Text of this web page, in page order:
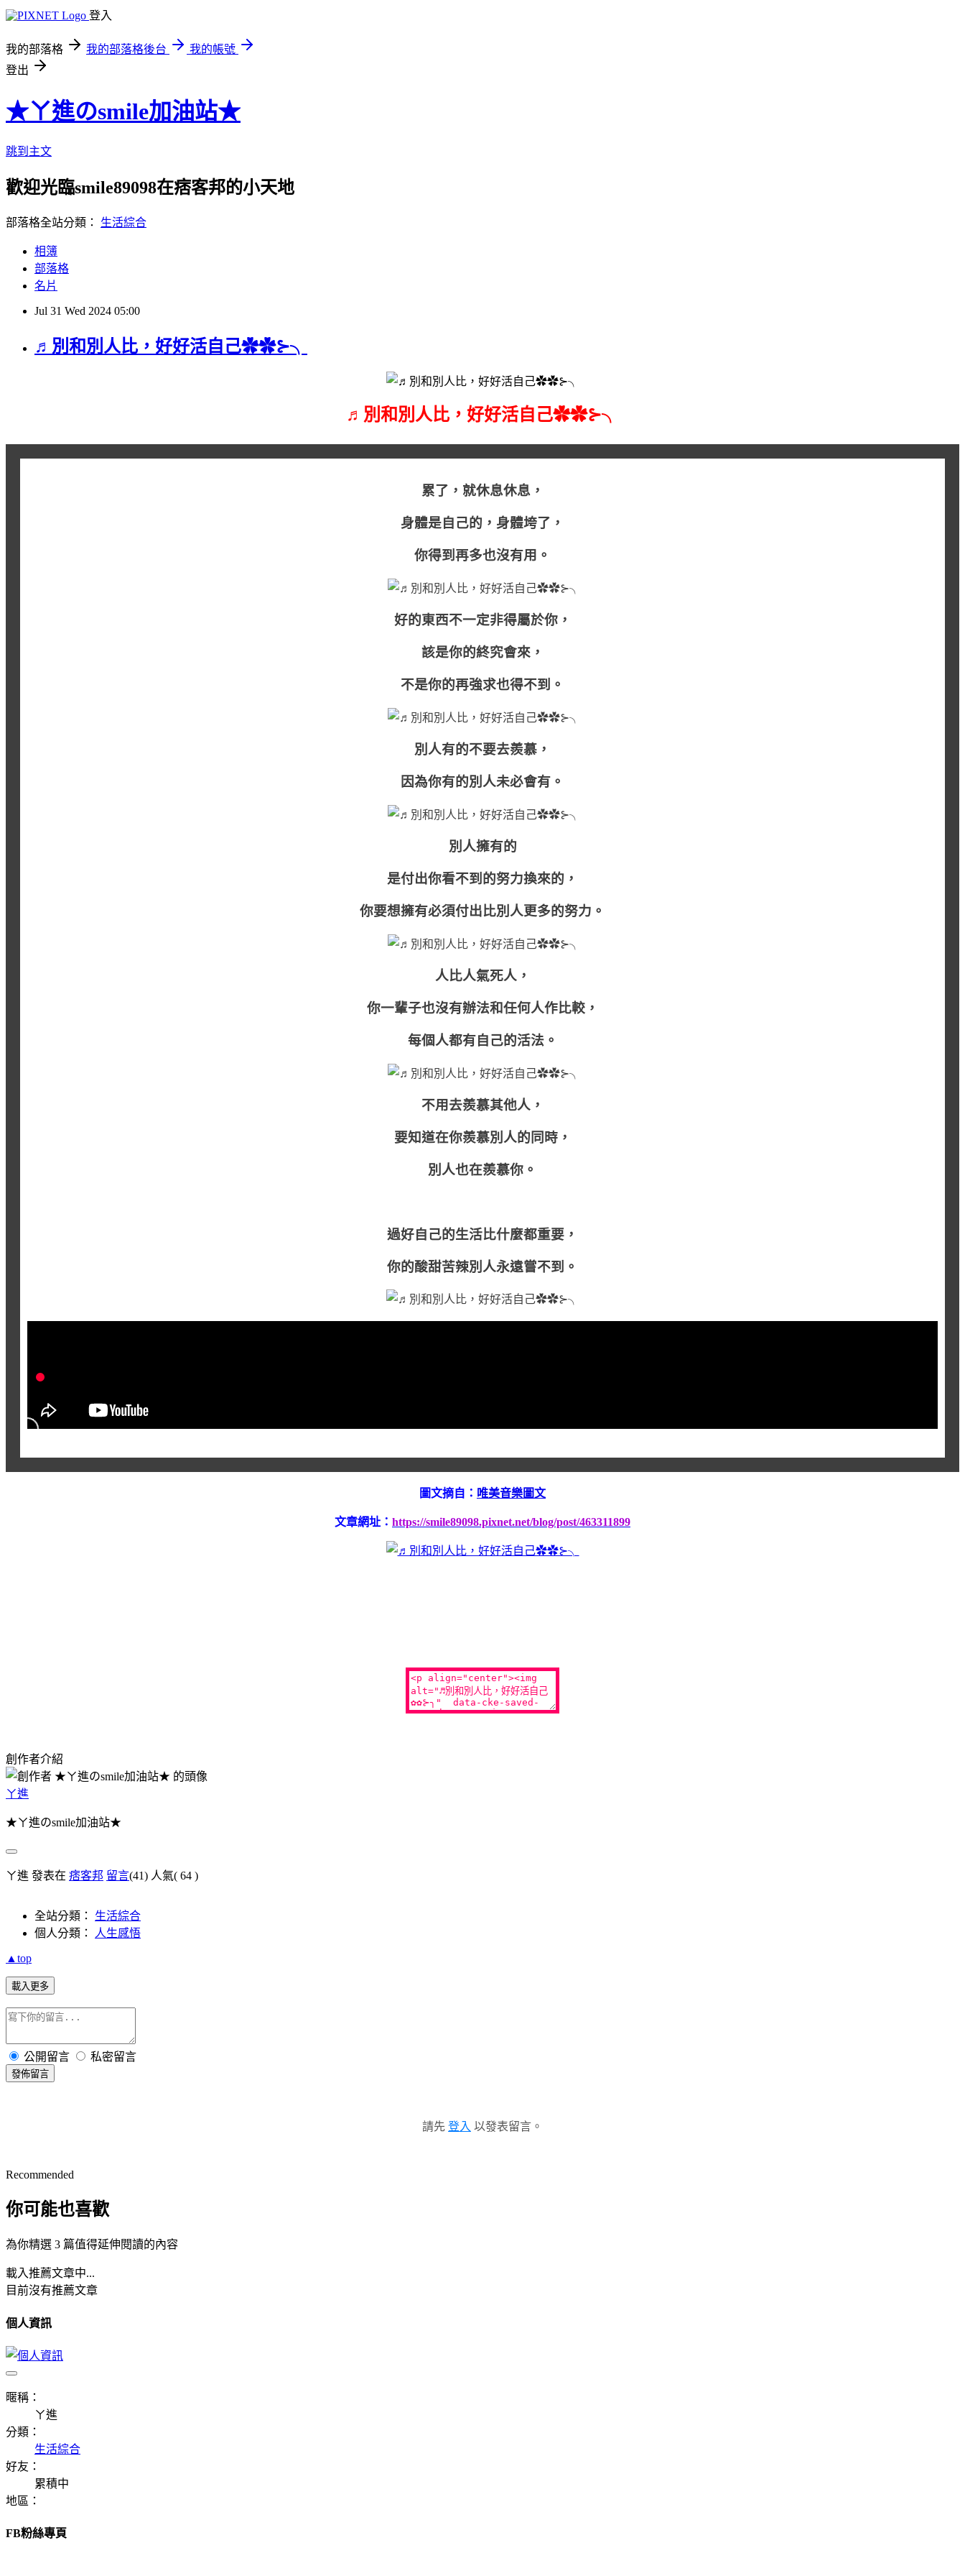
登入
我的部落格 我的部落格後台
我的帳號
登出
★ㄚ進のsmile加油站★
跳到主文
歡迎光臨smile89098在痞客邦的小天地
部落格全站分類： 生活綜合
相簿
部落格
名片
Jul 31 Wed 2024 05:00
♬別和別人比，好好活自己✿✿⊱╮
♬別和別人比，好好活自己✿✿⊱╮
累了，就休息休息，
身體是自己的，身體垮了，
你得到再多也沒有用。
好的東西不一定非得屬於你，
該是你的終究會來，
不是你的再強求也得不到。
別人有的不要去羨慕，
因為你有的別人未必會有。
別人擁有的
是付出你看不到的努力換來的，
你要想擁有必須付出比別人更多的努力。
人比人氣死人，
你一輩子也沒有辦法和任何人作比較，
每個人都有自己的活法。
不用去羨慕其他人，
要知道在你羨慕別人的同時，
別人也在羨慕你。
過好自己的生活比什麼都重要，
你的酸甜苦辣別人永遠嘗不到。
圖文摘自： 唯美音樂圖文
文章網址： https://smile89098.pixnet.net/blog/post/463311899
創作者介紹
ㄚ進
★ㄚ進のsmile加油站★
ㄚ進 發表在 痞客邦 留言(41) 人氣( 64 )
全站分類： 生活綜合
個人分類：
人生感悟
▲top
載入更多
公開留言 私密留言
發佈留言
請先 登入 以發表留言。
Recommended
你可能也喜歡
為你精選 3 篇值得延伸閱讀的內容
載入推薦文章中...
目前沒有推薦文章
個人資訊
暱稱：
ㄚ進
分類：
生活綜合
好友：
累積中
地區：
FB粉絲專頁